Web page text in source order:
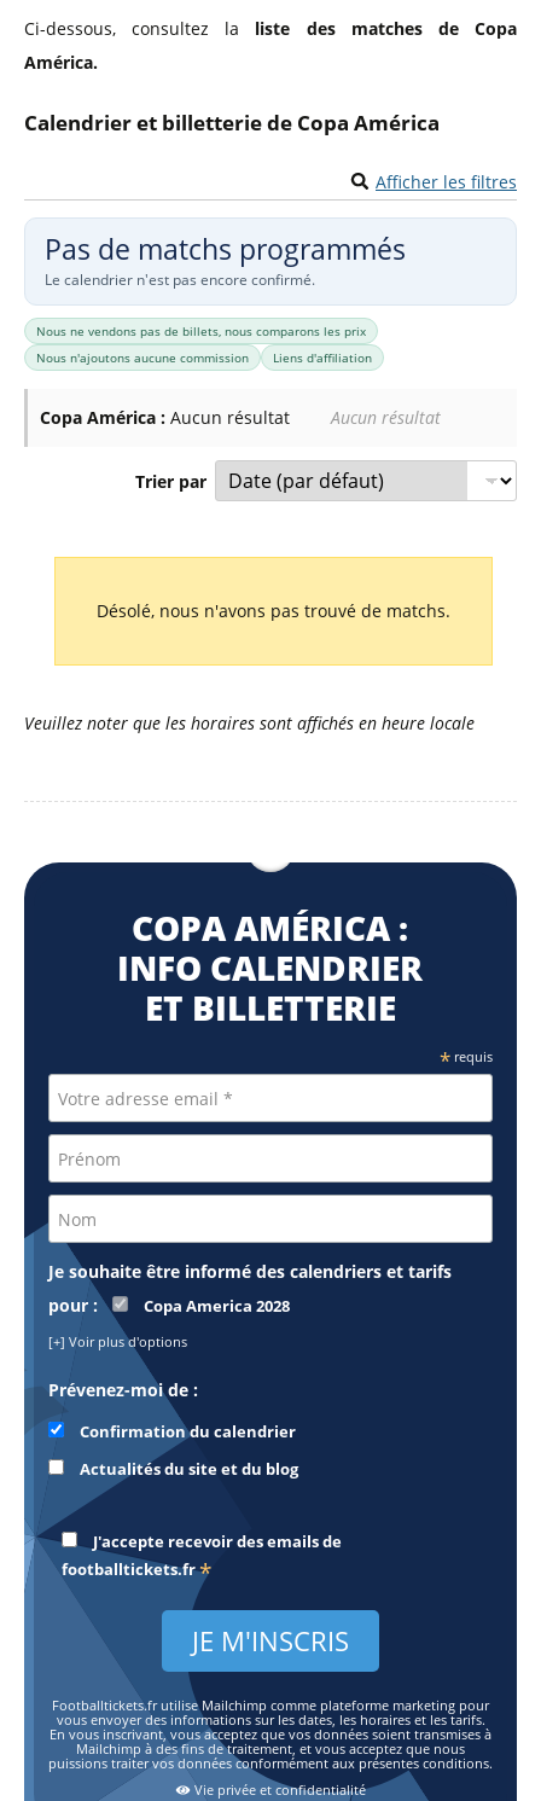
Ci-dessous, consultez la liste des matches de Copa
América.
Calendrier et billetterie de Copa América
Afficher les filtres
Pas de matchs programmés
Le calendrier n'est pas encore confirmé.
Nous ne vendons pas de billets, nous comparons les prix
Nous n'ajoutons aucune commission
Liens d'affiliation
Copa América : Aucun résultat Aucun résultat
Trier par
Désolé, nous n'avons pas trouvé de matchs.
Veuillez noter que les horaires sont affichés en heure locale
COPA AMÉRICA :
INFO CALENDRIER
ET BILLETTERIE
* requis
Je souhaite être informé des calendriers et tarifs
pour :
Copa America 2028
[+] Voir plus d'options
Prévenez-moi de :
Confirmation du calendrier
Actualités du site et du blog
J'accepte recevoir des emails de
footballtickets.fr*
Footballtickets.fr utilise Mailchimp comme plateforme marketing pour
vous envoyer des informations sur les dates, les horaires et les tarifs.
En vous inscrivant, vous acceptez que vos données soient transmises à
Mailchimp à des fins de traitement, et vous acceptez que nous
puissions traiter vos données conformément aux présentes conditions.
Vie privée et confidentialité